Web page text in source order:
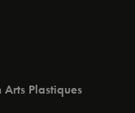
Arts Plastiques